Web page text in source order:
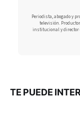
Periodista, abogado y
televisión.
institucional y director
TE PUEDE